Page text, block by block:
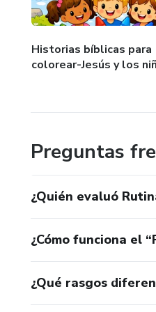
Historias bíblicas para
colorear-Jesús y los
Preguntas
¿Quién evaluó
¿Cómo funciona el
¿Qué rasgos